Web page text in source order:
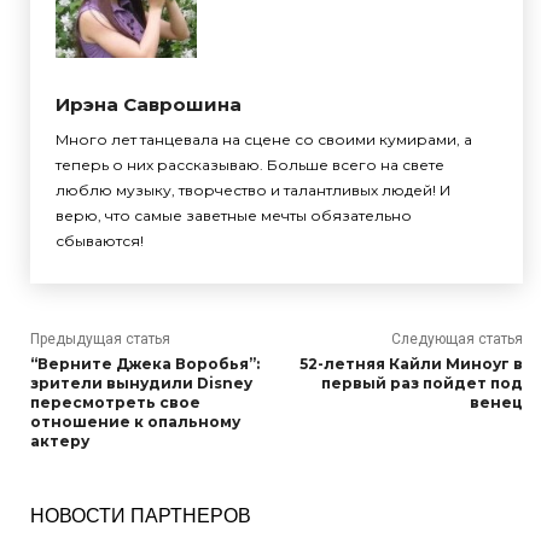
Ирэна Саврошина
Много лет танцевала на сцене со своими кумирами, а
теперь о них рассказываю. Больше всего на свете
люблю музыку, творчество и талантливых людей! И
верю, что самые заветные мечты обязательно
сбываются!
Предыдущая статья
“Верните Джека Воробья”:
зрители вынудили Disnеy
пересмотреть свое
отношение к опальному
актеру
Следующая статья
52-летняя Кайли Миноуг в
первый раз пойдет под
венец
НОВОСТИ ПАРТНЕРОВ